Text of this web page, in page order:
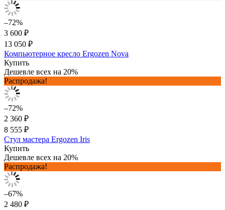
–72%
3 600 ₽
13 050 ₽
Компьютерное кресло Ergozen Nova
Купить
Дешевле всех на 20%
Распродажа!
–72%
2 360 ₽
8 555 ₽
Стул мастера Ergozen Iris
Купить
Дешевле всех на 20%
Распродажа!
–67%
2 480 ₽